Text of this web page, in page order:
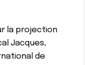
la projection
Jacques,
de